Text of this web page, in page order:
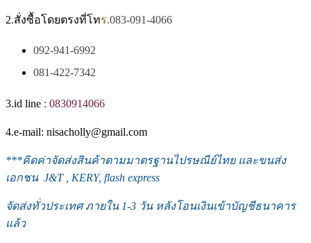
2.สั่งซื้อโดยตรงที่โทร.083-091-4066
092-941-6992
081-422-7342
3.id line : 0830914066
4.e-mail: nisacholly@gmail.com
***คิดค่าจัดส่งสินค้าตามมาตรฐานไปรษณีย์ไทย และขนส่ง
เอกชน J&T , KERY, flash express
จัดส่งทั่วประเทศ ภายใน 1-3 วัน หลังโอนเงินเข้าบัญชีธนาคาร
แล้ว